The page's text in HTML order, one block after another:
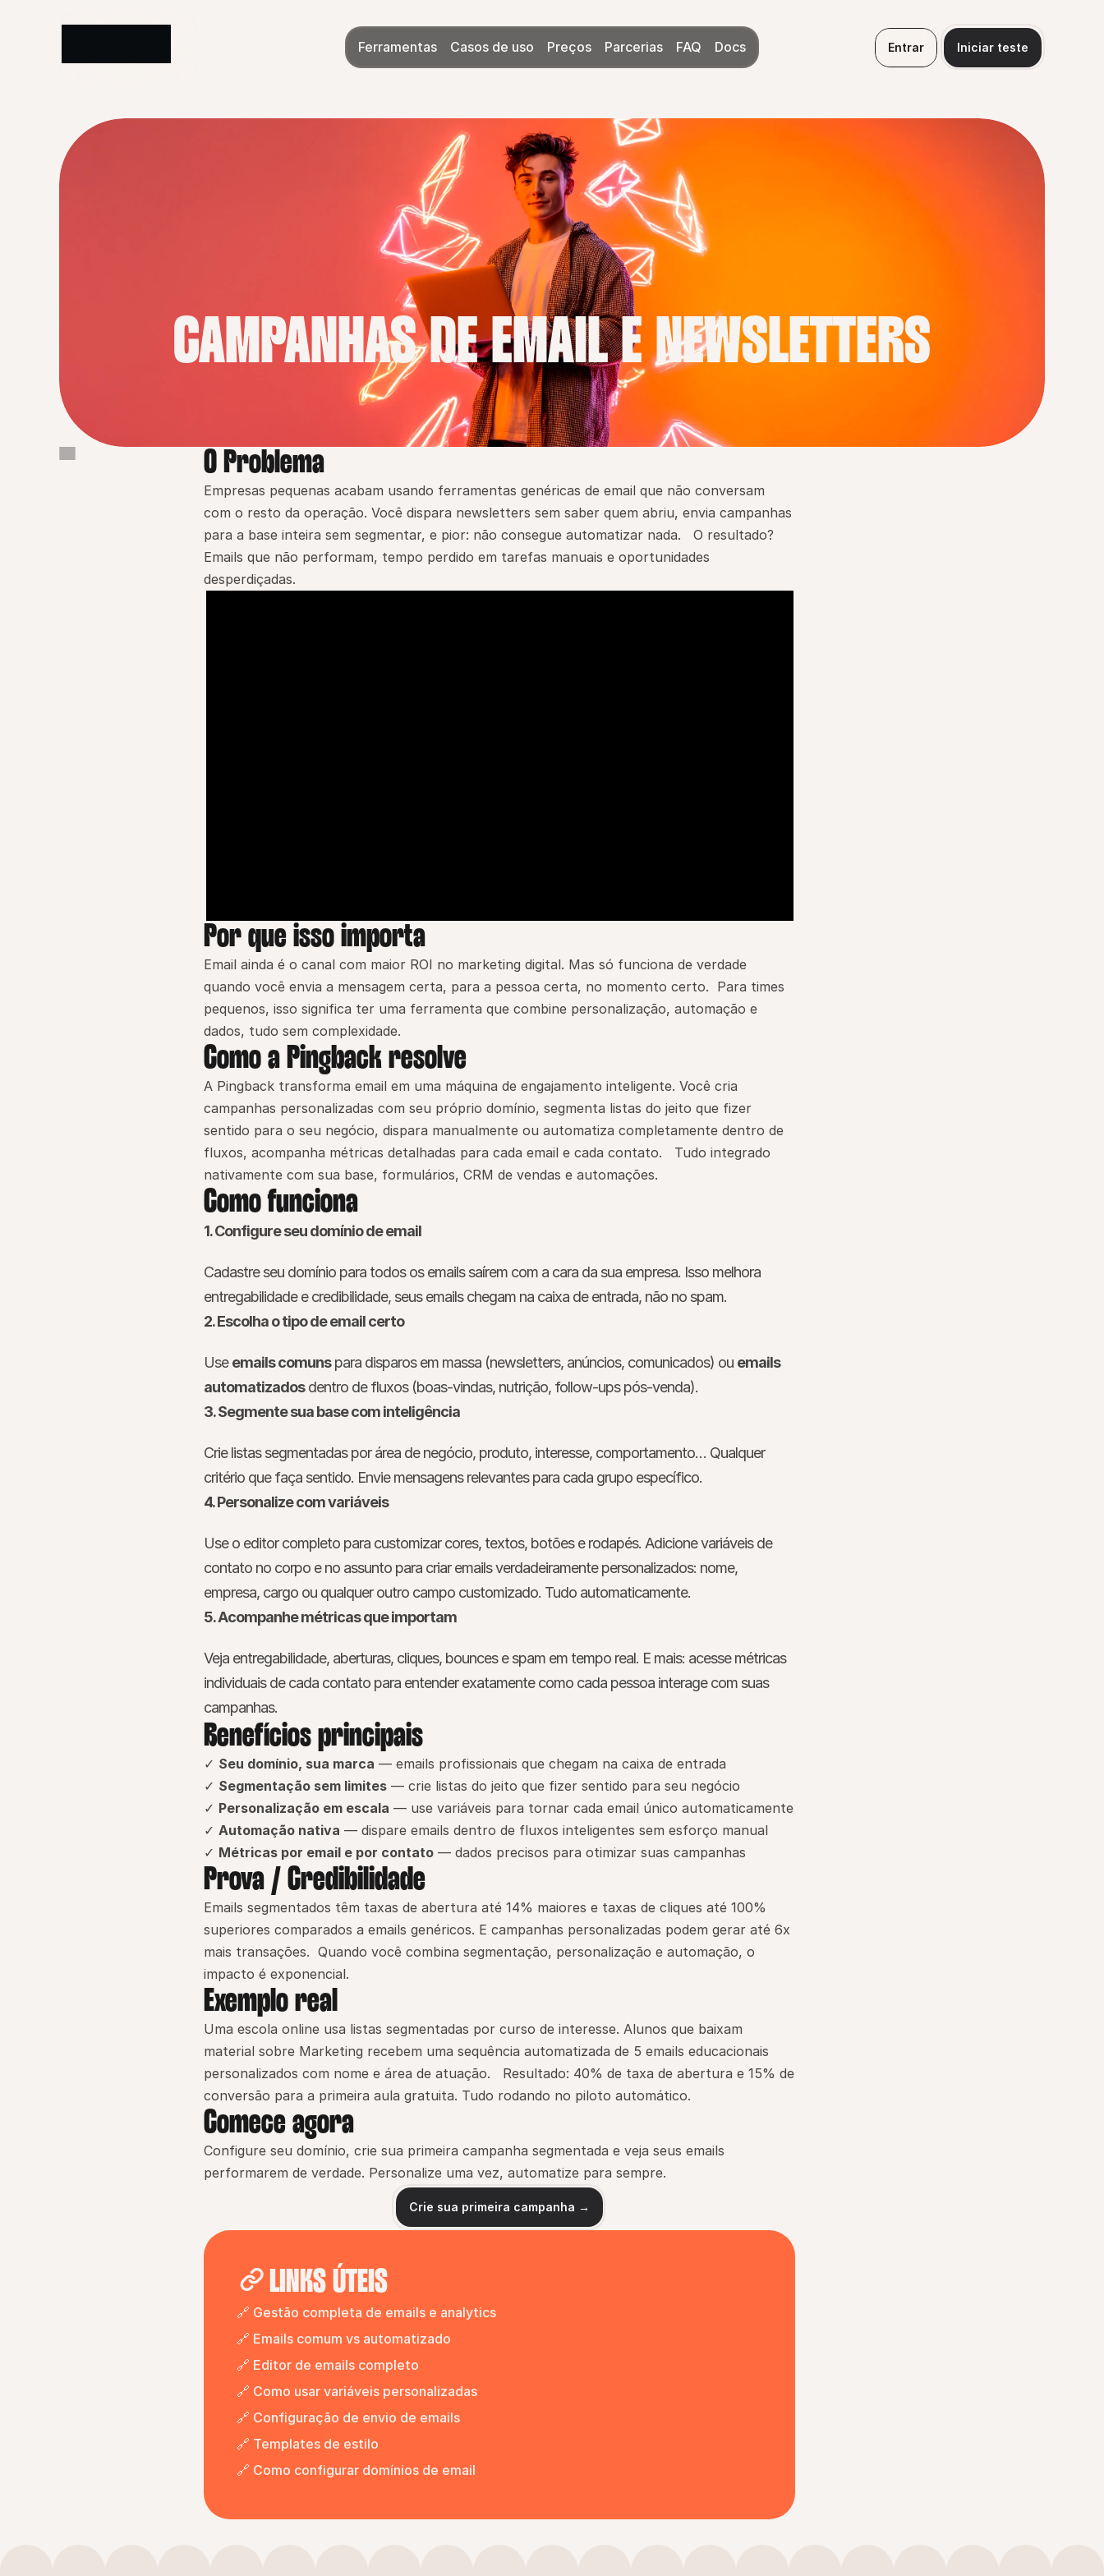
Ferramentas Casos de uso Preços Parcerias FAQ Docs Entrar Iniciar teste
CAMPANHAS DE EMAIL E NEWSLETTERS
O Problema
Empresas pequenas acabam usando ferramentas genéricas de email que não conversam
com o resto da operação. Você dispara newsletters sem saber quem abriu, envia campanhas
para a base inteira sem segmentar, e pior: não consegue automatizar nada.   O resultado?
Emails que não performam, tempo perdido em tarefas manuais e oportunidades
desperdiçadas.
Por que isso importa
Email ainda é o canal com maior ROI no marketing digital. Mas só funciona de verdade
quando você envia a mensagem certa, para a pessoa certa, no momento certo.  Para times
pequenos, isso significa ter uma ferramenta que combine personalização, automação e
dados, tudo sem complexidade.
Como a Pingback resolve
A Pingback transforma email em uma máquina de engajamento inteligente. Você cria
campanhas personalizadas com seu próprio domínio, segmenta listas do jeito que fizer
sentido para o seu negócio, dispara manualmente ou automatiza completamente dentro de
fluxos, acompanha métricas detalhadas para cada email e cada contato.   Tudo integrado
nativamente com sua base, formulários, CRM de vendas e automações.
Como funciona
1. Configure seu domínio de email
Cadastre seu domínio para todos os emails saírem com a cara da sua empresa. Isso melhora
entregabilidade e credibilidade, seus emails chegam na caixa de entrada, não no spam.
2. Escolha o tipo de email certo
Use emails comuns para disparos em massa (newsletters, anúncios, comunicados) ou emails
automatizados dentro de fluxos (boas-vindas, nutrição, follow-ups pós-venda).
3. Segmente sua base com inteligência
Crie listas segmentadas por área de negócio, produto, interesse, comportamento… Qualquer
critério que faça sentido. Envie mensagens relevantes para cada grupo específico.
4. Personalize com variáveis
Use o editor completo para customizar cores, textos, botões e rodapés. Adicione variáveis de
contato no corpo e no assunto para criar emails verdadeiramente personalizados: nome,
empresa, cargo ou qualquer outro campo customizado. Tudo automaticamente.
5. Acompanhe métricas que importam
Veja entregabilidade, aberturas, cliques, bounces e spam em tempo real. E mais: acesse métricas
individuais de cada contato para entender exatamente como cada pessoa interage com suas
campanhas.
Benefícios principais
✓ Seu domínio, sua marca — emails profissionais que chegam na caixa de entrada
✓ Segmentação sem limites — crie listas do jeito que fizer sentido para seu negócio
✓ Personalização em escala — use variáveis para tornar cada email único automaticamente
✓ Automação nativa — dispare emails dentro de fluxos inteligentes sem esforço manual
✓ Métricas por email e por contato — dados precisos para otimizar suas campanhas
Prova / Credibilidade
Emails segmentados têm taxas de abertura até 14% maiores e taxas de cliques até 100%
superiores comparados a emails genéricos. E campanhas personalizadas podem gerar até 6x
mais transações.  Quando você combina segmentação, personalização e automação, o
impacto é exponencial.
Exemplo real
Uma escola online usa listas segmentadas por curso de interesse. Alunos que baixam
material sobre Marketing recebem uma sequência automatizada de 5 emails educacionais
personalizados com nome e área de atuação.   Resultado: 40% de taxa de abertura e 15% de
conversão para a primeira aula gratuita. Tudo rodando no piloto automático.
Comece agora
Configure seu domínio, crie sua primeira campanha segmentada e veja seus emails
performarem de verdade. Personalize uma vez, automatize para sempre.
Crie sua primeira campanha →
LINKS ÚTEIS
🔗 Gestão completa de emails e analytics
🔗 Emails comum vs automatizado
🔗 Editor de emails completo
🔗 Como usar variáveis personalizadas
🔗 Configuração de envio de emails
🔗 Templates de estilo
🔗 Como configurar domínios de email